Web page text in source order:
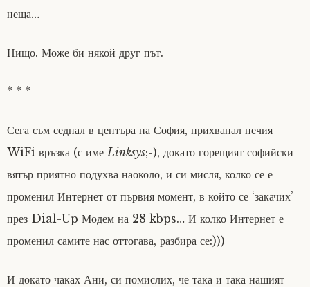
неща…
Нищо. Може би някой друг път.
* * *
Сега съм седнал в центъра на София, прихванал нечия
WiFi връзка (с имеLinksys;-), докато горещият софийски
вятър приятно подухва наоколо, и си мисля, колко се е
променил Интернет от първия момент, в който се ‘закачих’
през Dial-Up Модем на 28 kbps… И колко Интернет е
променил самите нас оттогава, разбира се:)))
И докато чаках Ани, си помислих, че така и така нашият